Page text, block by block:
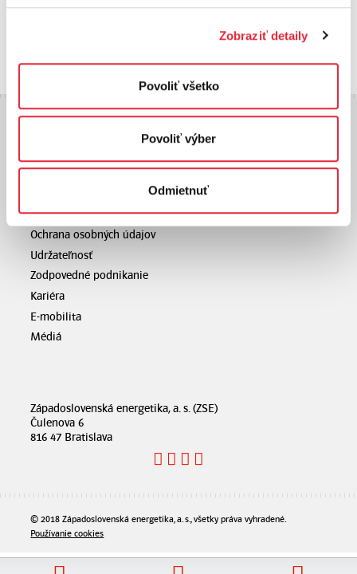
Zobraziť detaily
Povoliť všetko
Povoliť výber
Odmietnuť
distribučná, a.s.
Skupina ZSE
Zákazníci
Informácie pre dodávateľov
Ochrana osobných údajov
Udržateľnosť
Zodpovedné podnikanie
Kariéra
E-mobilita
Médiá
Západoslovenská energetika, a. s. (ZSE)
Čulenova 6
816 47 Bratislava
© 2018 Západoslovenská energetika, a. s., všetky práva vyhradené.
Používanie cookies